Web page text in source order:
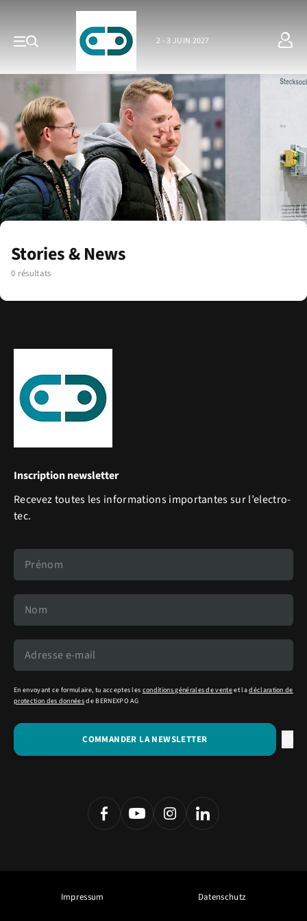
2 - 3 JUIN 2027
Stories & News
0 résultats
Inscription newsletter
Recevez toutes les informations importantes sur l’electro-
tec.
En envoyant ce formulaire, tu acceptes les conditions générales de venteet ladéclaration de
protection des donnéesde BERNEXPO AG
Impressum Datenschutz